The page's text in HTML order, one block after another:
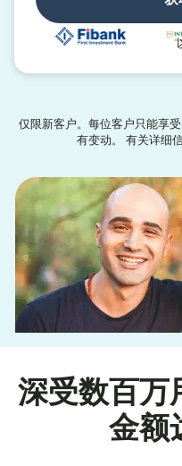
仅限新客户。每位客户只能享
有变动。 有关详细
深受数百万
金额